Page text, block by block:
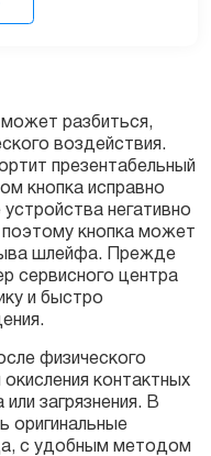
разбиться,
воздействия.
презентабельный
кнопка исправно
негативно
поэтому кнопка может
шлейфа. Прежде
сервисного центра
и быстро
физического
контактных
загрязнения. В
оригинальные
с удобным методом